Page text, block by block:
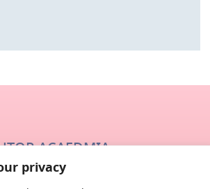
privacy
ACAEDMIA